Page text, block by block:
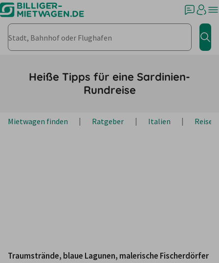
Stadt, Bahnhof oder Flughafen
Heiße Tipps für eine Sardinien-
Rundreise
Mietwagen finden Ratgeber Italien
Traumstrände, blaue Lagunen, malerische Fischerdörfer